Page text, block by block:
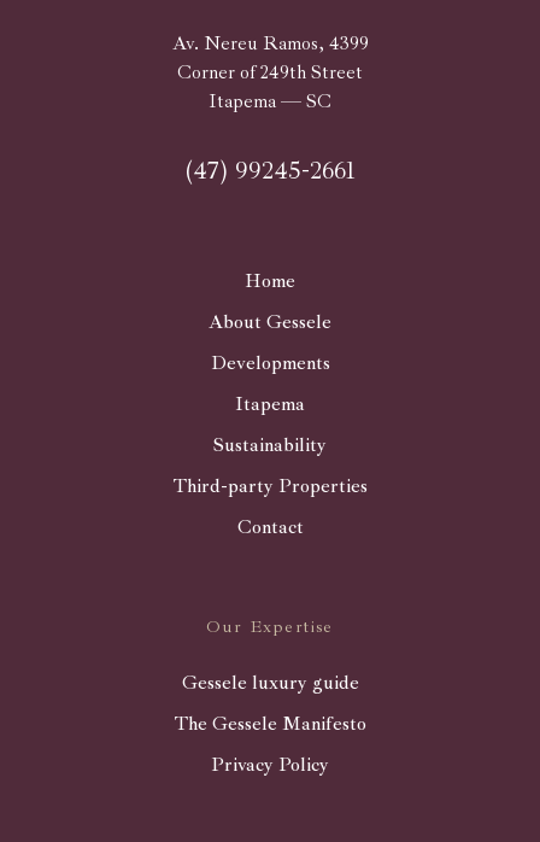
Av. Nereu Ramos, 4399
Corner of 249th Street
Itapema — SC
(47) 99245-2661
Home
About Gessele
Developments
Itapema
Sustainability
Third-party Properties
Contact
Our Expertise
Gessele luxury guide
The Gessele Manifesto
Privacy Policy